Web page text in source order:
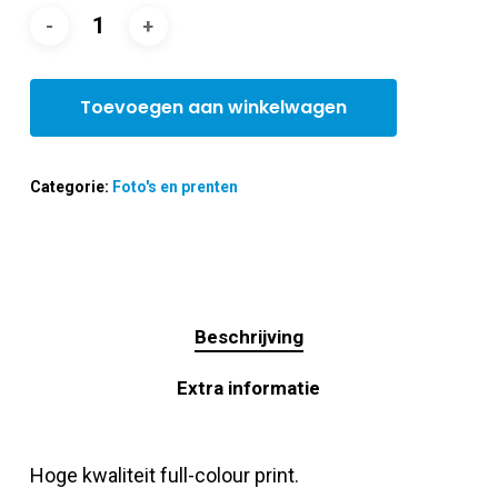
Toevoegen aan winkelwagen
Categorie: Foto's en prenten
Beschrijving
Extra informatie
Hoge kwaliteit full-colour print.